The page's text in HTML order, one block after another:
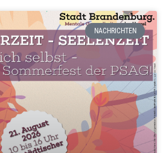
NACHRICHTEN